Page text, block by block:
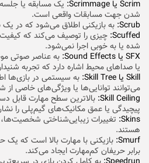
Scrim یا Scrimmage:
یک مسابقه یا جلسه
شدن جهت مسابقات واقعی است.
Scrub: به بازیکنی اطلاق می‌شود که در یک
Scuffed: چیزی را توصیف می‌کند که
شده یا به خوبی اجرا نمی‌شود.
SFX یا Sound Effects:
به عناصر صوتی
یا صداهای محیط اشاره دارد که تجربه
Skill یا Skill Tree:
به سیستمی در بازی‌ها
می‌توانند توانایی‌ها یا ویژگی‌های خاصی
Skill Ceiling: بالاترین سطح مهارت قابل
پیچیدگی یا عمق مکانیک‌های گیم‌پلی را
Skins: تغییرات زیبایی‌شناختی
هستند.
Smurf: بازیکنی با مهارت بالا است که یک
برابر حریفان کم‌مهارت ایجاد می‌کند.